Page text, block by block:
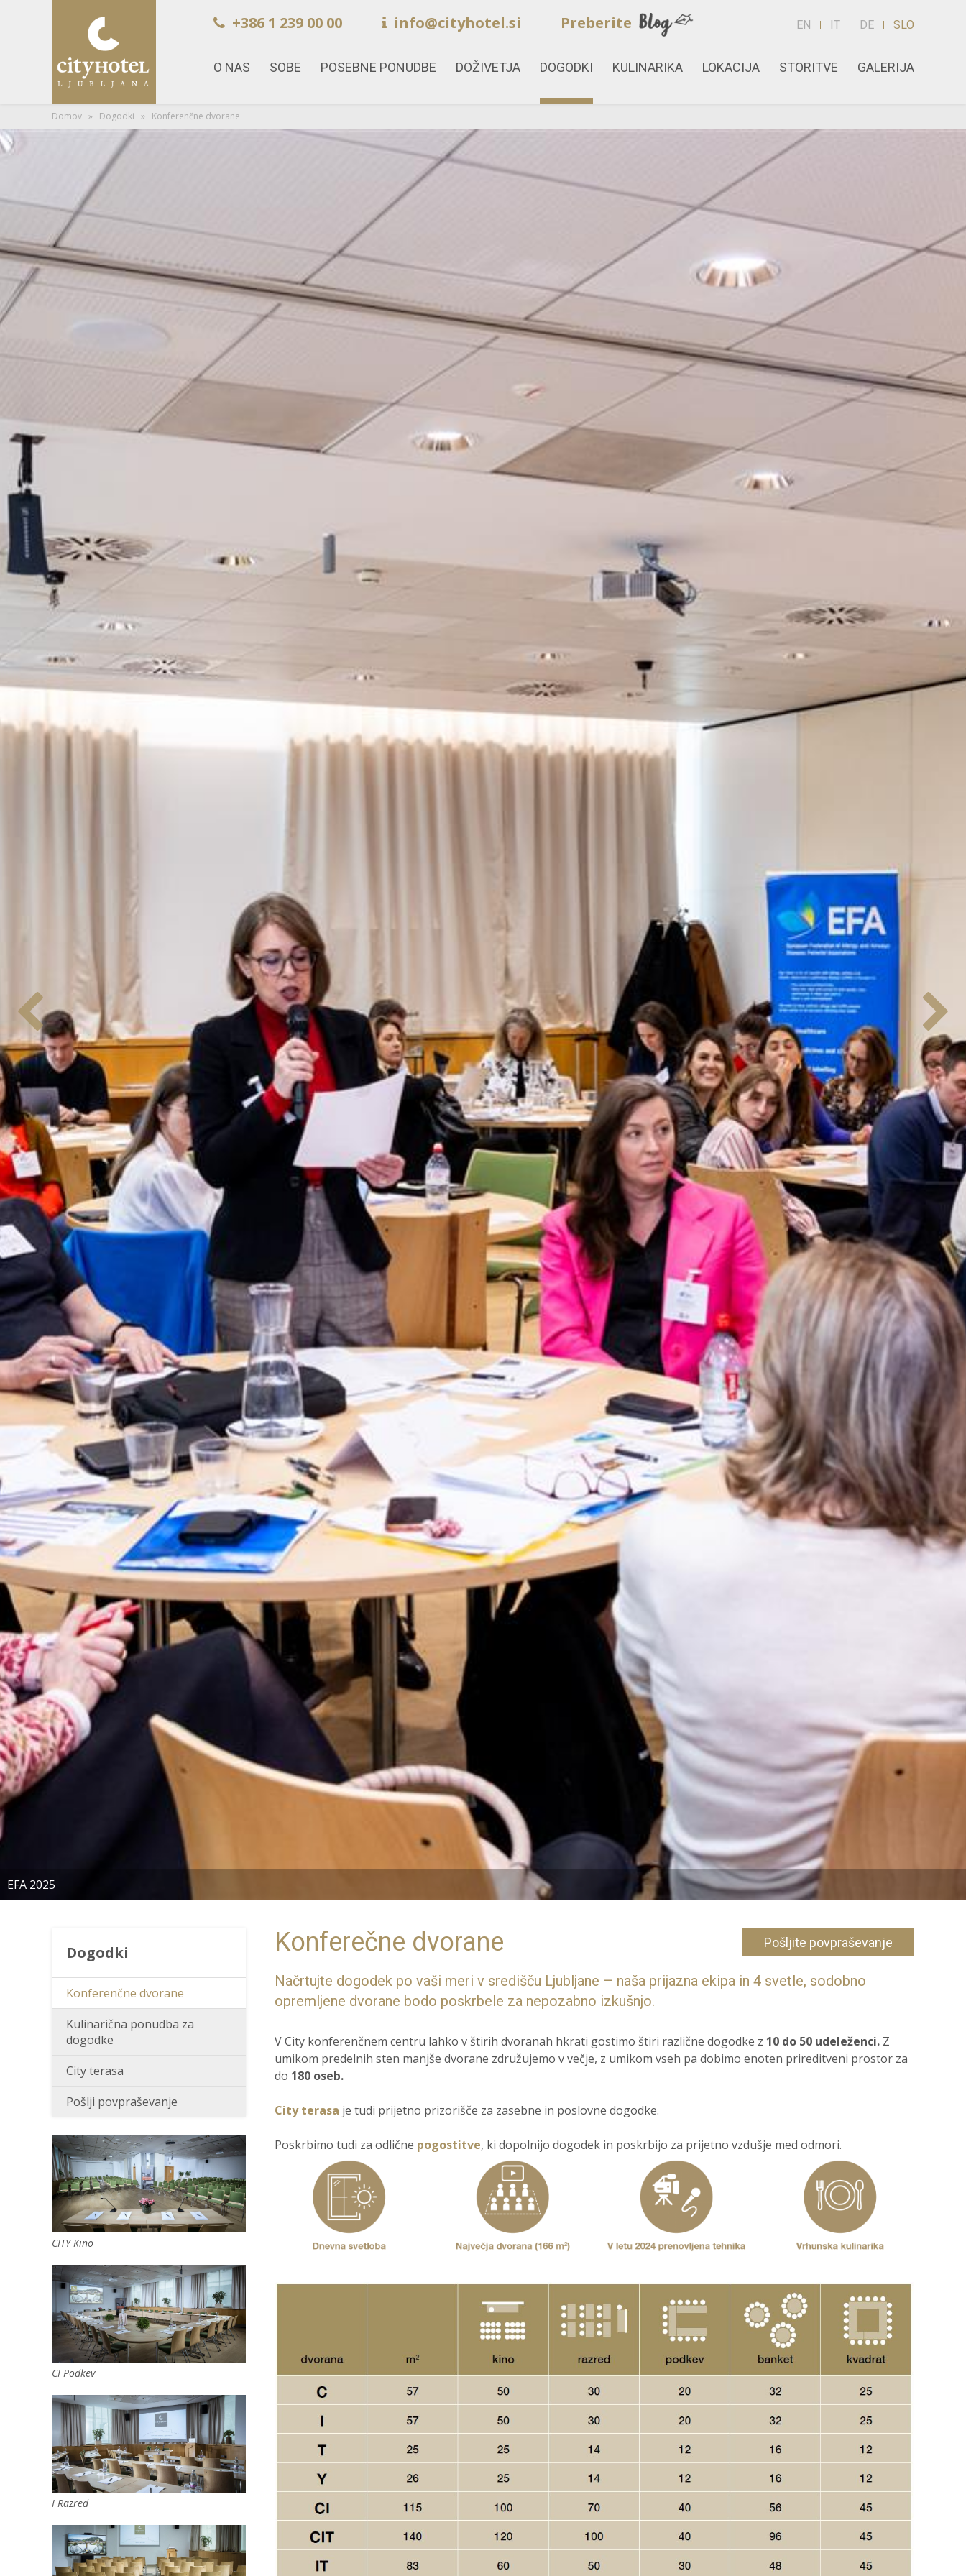
+386 1 239 00 00 info@cityhotel.si Preberite EN IT DE SLO
O NAS SOBE POSEBNE PONUDBE DOŽIVETJA DOGODKI KULINARIKA LOKACIJA STORITVE GALERIJA
Domov » Dogodki » Konferenčne dvorane
EFA 2025
Konferečne dvorane Pošljite povpraševanje
Načrtujte dogodek po vaši meri v središču Ljubljane – naša prijazna ekipa in 4 svetle, sodobno
opremljene dvorane bodo poskrbele za nepozabno izkušnjo.
V City konferenčnem centru lahko v štirih dvoranah hkrati gostimo štiri različne dogodke z 10 do 50 udeleženci. Z
umikom predelnih sten manjše dvorane združujemo v večje, z umikom vseh pa dobimo enoten prireditveni prostor za
do 180 oseb.
City terasa je tudi prijetno prizorišče za zasebne in poslovne dogodke.
Poskrbimo tudi za odlične pogostitve, ki dopolnijo dogodek in poskrbijo za prijetno vzdušje med odmori.
Dogodki
Konferenčne dvorane
Kulinarična ponudba za
dogodke
City terasa
Pošlji povpraševanje
CITY Kino
CI Podkev
I Razred